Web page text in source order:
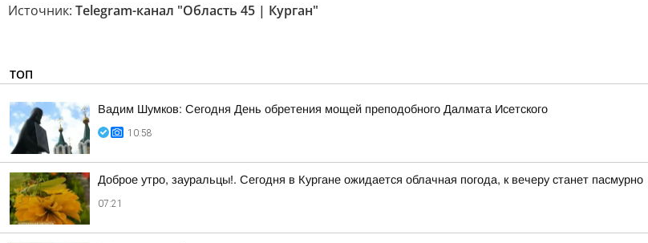
Источник: Telegram-канал "Область 45 | Курган"
ТОП
Вадим Шумков: Сегодня День обретения мощей преподобного Далмата Исетского
10:58
Доброе утро, зауральцы!. Сегодня в Кургане ожидается облачная погода, к вечеру станет пасмурно
07:21